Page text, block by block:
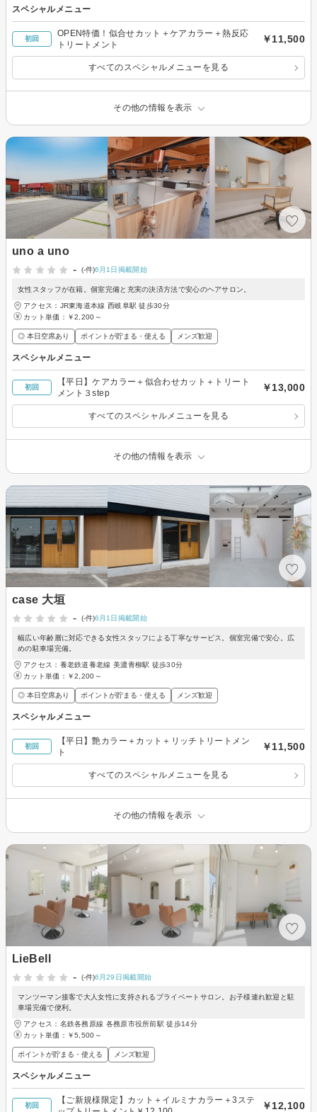
スペシャルメニュー
初回
OPEN特価！似合せカット＋ケアカラー＋熱反応
トリートメント
￥11,500
すべてのスペシャルメニューを見る
その他の情報を表示
uno a uno
-
(-件)6月1日掲載開始
女性スタッフが在籍。個室完備と充実の決済方法で安心のヘアサロン。
アクセス：JR東海道本線 西岐阜駅 徒歩30分
カット単価： ￥2,200～
◎ 本日空席あり ポイントが貯まる・使える メンズ歓迎
スペシャルメニュー
初回
【平日】ケアカラー＋似合わせカット＋トリート
メント３step
￥13,000
すべてのスペシャルメニューを見る
その他の情報を表示
case 大垣
-
(-件)6月1日掲載開始
幅広い年齢層に対応できる女性スタッフによる丁寧なサービス。個室完備で安心。広
めの駐車場完備。
アクセス：養老鉄道養老線 美濃青柳駅 徒歩30分
カット単価： ￥2,200～
◎ 本日空席あり ポイントが貯まる・使える メンズ歓迎
スペシャルメニュー
初回
【平日】艶カラー＋カット＋リッチトリートメン
ト
￥11,500
すべてのスペシャルメニューを見る
その他の情報を表示
LieBell
-
(-件)6月29日掲載開始
マンツーマン接客で大人女性に支持されるプライベートサロン。お子様連れ歓迎と駐
車場完備で便利。
アクセス：名鉄各務原線 各務原市役所前駅 徒歩14分
カット単価： ￥5,500～
ポイントが貯まる・使える メンズ歓迎
スペシャルメニュー
初回
【ご新規様限定】カット＋イルミナカラー＋3ステ
￥12,100